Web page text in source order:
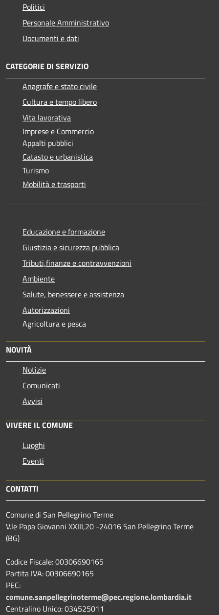
Politici
Personale Amministrativo
Documenti e dati
CATEGORIE DI SERVIZIO
Anagrafe e stato civile
Cultura e tempo libero
Vita lavorativa
Imprese e Commercio
Appalti pubblici
Catasto e urbanistica
Turismo
Mobilità e trasporti
Educazione e formazione
Giustizia e sicurezza pubblica
Tributi,finanze e contravvenzioni
Ambiente
Salute, benessere e assistenza
Autorizzazioni
Agricoltura e pesca
NOVITÀ
Notizie
Comunicati
Avvisi
VIVERE IL COMUNE
Luoghi
Eventi
CONTATTI
Comune di San Pellegrino Terme
V.le Papa Giovanni XXIII,20 -24016 San Pellegrino Terme
(BG)
Codice Fiscale: 00306690165
Partita IVA: 00306690165
PEC:
comune.sanpellegrinoterme@pec.regione.lombardia.it
Centralino Unico: 034525011